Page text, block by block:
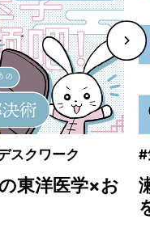
スクワーク
東洋医学×お
#